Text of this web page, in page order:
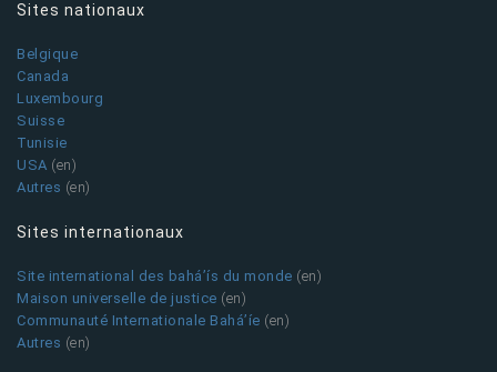
Sites nationaux
Belgique
Canada
Luxembourg
Suisse
Tunisie
USA (en)
Autres (en)
Sites internationaux
Site international des bahá’ís du monde (en)
Maison universelle de justice (en)
Communauté Internationale Bahá’íe (en)
Autres (en)